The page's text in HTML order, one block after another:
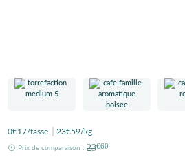
0€17/tasse 23€59/kg
Prix de comparaison : 23€60